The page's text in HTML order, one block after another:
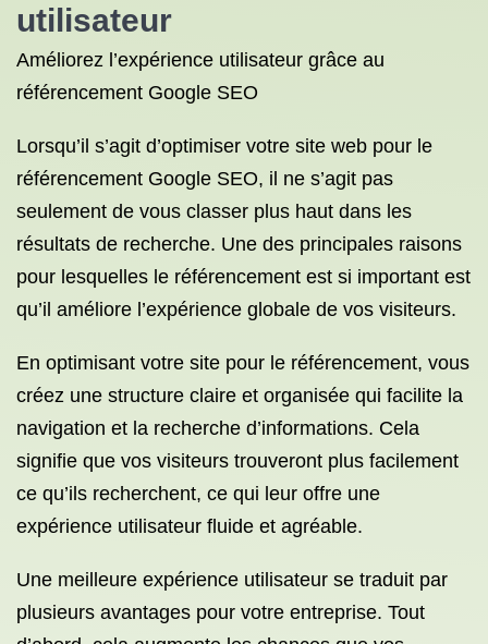
utilisateur
Améliorez l’expérience utilisateur grâce au
référencement Google SEO
Lorsqu’il s’agit d’optimiser votre site web pour le
référencement Google SEO, il ne s’agit pas
seulement de vous classer plus haut dans les
résultats de recherche. Une des principales raisons
pour lesquelles le référencement est si important est
qu’il améliore l’expérience globale de vos visiteurs.
En optimisant votre site pour le référencement, vous
créez une structure claire et organisée qui facilite la
navigation et la recherche d’informations. Cela
signifie que vos visiteurs trouveront plus facilement
ce qu’ils recherchent, ce qui leur offre une
expérience utilisateur fluide et agréable.
Une meilleure expérience utilisateur se traduit par
plusieurs avantages pour votre entreprise. Tout